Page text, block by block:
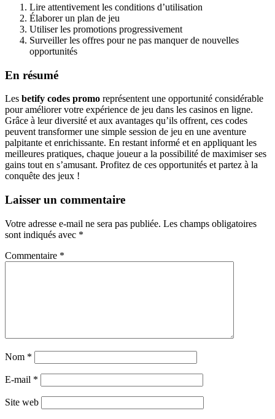
Lire attentivement les conditions d’utilisation
Élaborer un plan de jeu
Utiliser les promotions progressivement
Surveiller les offres pour ne pas manquer de nouvelles
opportunités
En résumé
Les betify codes promo représentent une opportunité considérable
pour améliorer votre expérience de jeu dans les casinos en ligne.
Grâce à leur diversité et aux avantages qu’ils offrent, ces codes
peuvent transformer une simple session de jeu en une aventure
palpitante et enrichissante. En restant informé et en appliquant les
meilleures pratiques, chaque joueur a la possibilité de maximiser ses
gains tout en s’amusant. Profitez de ces opportunités et partez à la
conquête des jeux !
Laisser un commentaire
Votre adresse e-mail ne sera pas publiée. Les champs obligatoires
sont indiqués avec *
Commentaire *
Nom *
E-mail *
Site web